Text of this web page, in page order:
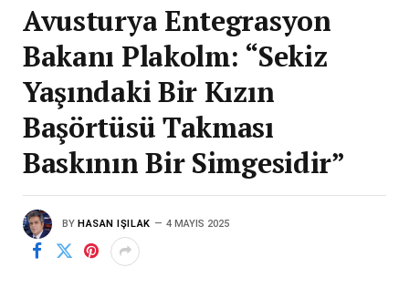
Avusturya Entegrasyon
Bakanı Plakolm: “Sekiz
Yaşındaki Bir Kızın
Başörtüsü Takması
Baskının Bir Simgesidir”
BY HASAN IŞILAK 4 MAYIS 2025